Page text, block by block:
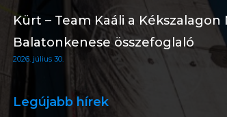
Kürt – Team Kaáli a Kékszalagon
Balatonkenese összefoglaló
2026. július 30.
Legújabb hírek